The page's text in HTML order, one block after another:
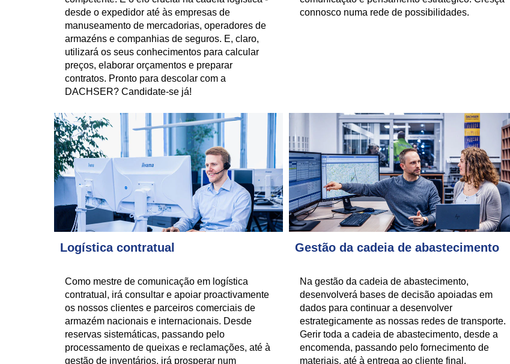
desde o expedidor até às empresas de
manuseamento de mercadorias, operadores de
armazéns e companhias de seguros. E, claro,
utilizará os seus conhecimentos para calcular
preços, elaborar orçamentos e preparar
contratos. Pronto para descolar com a
DACHSER? Candidate-se já!
connosco numa rede de possibilidades.
Logística contratual
Como mestre de comunicação em logística
contratual, irá consultar e apoiar proactivamente
os nossos clientes e parceiros comerciais de
armazém nacionais e internacionais. Desde
reservas sistemáticas, passando pelo
processamento de queixas e reclamações, até à
gestão de inventários, irá prosperar num
Gestão da cadeia de abastecimento
Na gestão da cadeia de abastecimento,
desenvolverá bases de decisão apoiadas em
dados para continuar a desenvolver
estrategicamente as nossas redes de transporte.
Gerir toda a cadeia de abastecimento, desde a
encomenda, passando pelo fornecimento de
materiais, até à entrega ao cliente final.